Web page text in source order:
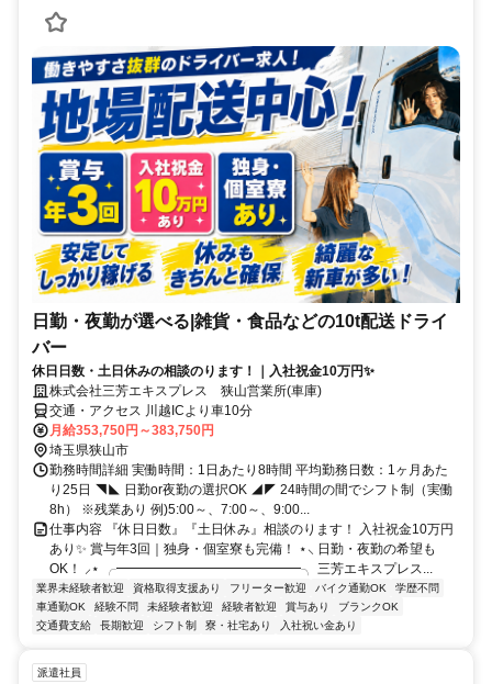
日勤・夜勤が選べる|雑貨・食品などの10t配送ドライ
バー
休日日数・土日休みの相談のります！｜入社祝金10万円✨
株式会社三芳エキスプレス 狭山営業所(車庫)
交通・アクセス 川越ICより車10分
月給353,750円～383,750円
埼玉県狭山市
勤務時間詳細 実働時間：1日あたり8時間 平均勤務日数：1ヶ月あた
り25日 ◥◣ 日勤or夜勤の選択OK ◢◤ 24時間の間でシフト制（実働
8h） ※残業あり 例)5:00～、7:00～、9:00...
仕事内容 『休日日数』『土日休み』相談のります！ 入社祝金10万円
あり✨ 賞与年3回｜独身・個室寮も完備！ ⋆⸜ 日勤・夜勤の希望も
OK！ ⸝⋆ ╭━━━━━━━━━━━━━━╮ 三芳エキスプレス...
業界未経験者歓迎 資格取得支援あり フリーター歓迎 バイク通勤OK
学歴不問
車通勤OK
経験不問 未経験者歓迎 経験者歓迎 賞与あり
ブランクOK
交通費支給
長期歓迎 シフト制 寮・社宅あり 入社祝い金あり
派遣社員